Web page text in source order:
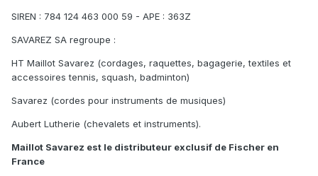
SIREN : 784 124 463 000 59 - APE : 363Z
SAVAREZ SA regroupe :
HT Maillot Savarez (cordages, raquettes, bagagerie, textiles et
accessoires tennis, squash, badminton)
Savarez (cordes pour instruments de musiques)
Aubert Lutherie (chevalets et instruments).
Maillot Savarez est le distributeur exclusif de Fischer en
France